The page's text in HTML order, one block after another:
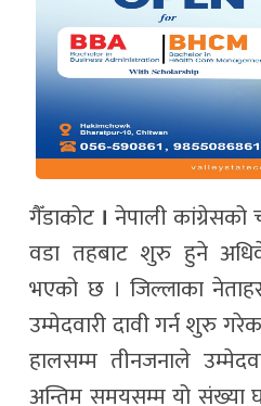
गैँडाकोट । नेपाली कांग्रेसको
वडा तहबाट शुरु हुने
भएको छ । जिल्लाका
उम्मेदवारी दावी गर्न शुरु
हालसम्म तीनजनाले
अन्तिम समयसम्म यो संख्या